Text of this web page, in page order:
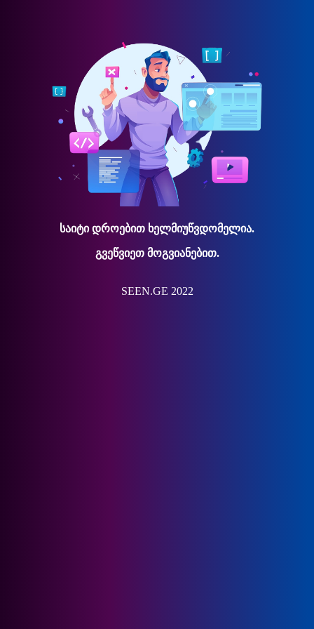
საიტი დროებით ხელმიუწვდომელია.
გვეწვიეთ მოგვიანებით.
SEEN.GE 2022